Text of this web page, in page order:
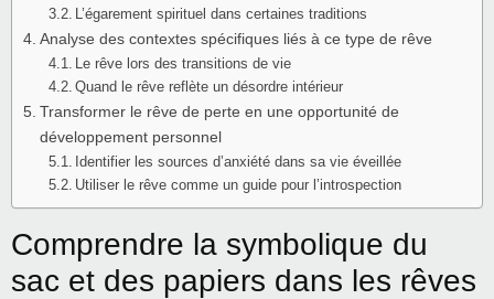
L’égarement spirituel dans certaines traditions
Analyse des contextes spécifiques liés à ce type de rêve
Le rêve lors des transitions de vie
Quand le rêve reflète un désordre intérieur
Transformer le rêve de perte en une opportunité de
développement personnel
Identifier les sources d’anxiété dans sa vie éveillée
Utiliser le rêve comme un guide pour l’introspection
Comprendre la symbolique du
sac et des papiers dans les rêves